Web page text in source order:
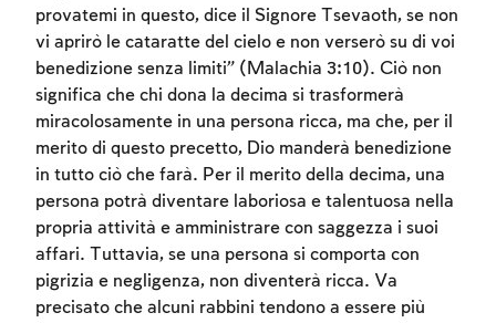
provatemi in questo, dice il Signore Tsevaoth, se non
vi aprirò le cataratte del cielo e non verserò su di voi
benedizione senza limiti” (Malachia 3:10). Ciò non
significa che chi dona la decima si trasformerà
miracolosamente in una persona ricca, ma che, per il
merito di questo precetto, Dio manderà benedizione
in tutto ciò che farà. Per il merito della decima, una
persona potrà diventare laboriosa e talentuosa nella
propria attività e amministrare con saggezza i suoi
affari. Tuttavia, se una persona si comporta con
pigrizia e negligenza, non diventerà ricca. Va
precisato che alcuni rabbini tendono a essere più
Account required
To mark concepts as learned, you'll need